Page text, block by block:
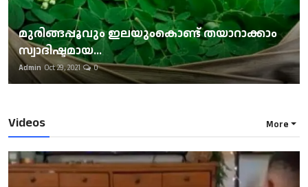
മുരിങ്ങപ്പൂവും ഇലയുംകൊണ്ട് തയാറാക്കാം
സ്വാദിഷ്ടമായ...
Admin Oct 29, 2021 0
Videos More